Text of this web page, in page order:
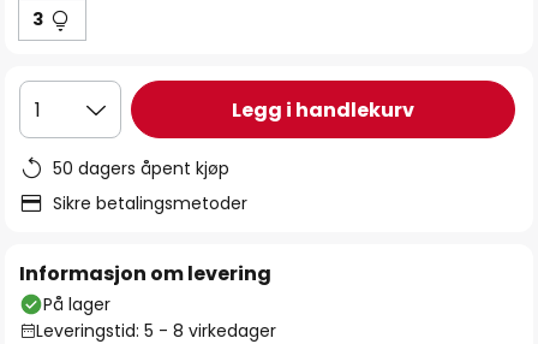
3
1 Legg i handlekurv
50 dagers åpent kjøp
Sikre betalingsmetoder
Informasjon om levering
På lager
Leveringstid: 5 - 8 virkedager